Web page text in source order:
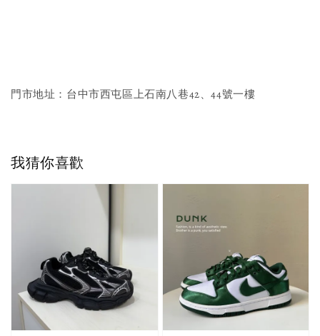
門市地址：台中市西屯區上石南八巷42、44號一樓
我猜你喜歡